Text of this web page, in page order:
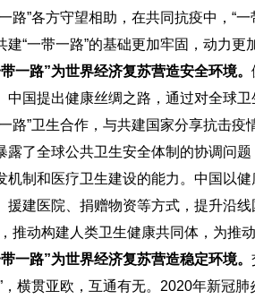
路”各方守望相助，在共同抗疫中，“
“一带一路”的基础更加牢固，动力更
一路”为世界经济复苏营造安全环境。
中国提出健康丝绸之路，通过对全球
路”卫生合作，与共建国家分享抗击
露了全球公共卫生安全体制的协调问
机制和医疗卫生建设的能力。中国以
援建医院、捐赠物资等方式，提升沿
推动构建人类卫生健康共同体，为推
一路”为世界经济复苏营造稳定环境。
，横贯亚欧，互通有无。2020年新冠